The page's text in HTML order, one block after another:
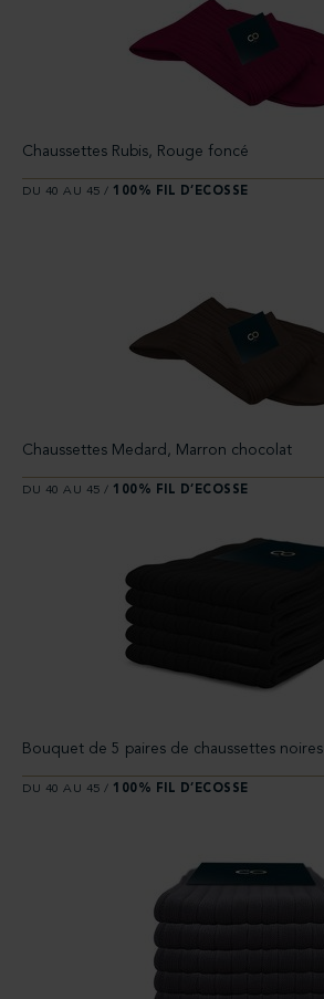
Chaussettes Rubis, Rouge foncé
DU 40 AU 45 / 100% FIL D’ECOSSE
Chaussettes Medard, Marron chocolat
DU 40 AU 45 / 100% FIL D’ECOSSE
Bouquet de 5 paires de chaussettes noires
DU 40 AU 45 / 100% FIL D’ECOSSE